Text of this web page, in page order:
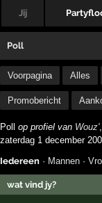
Jij
Poll
Voorpagina Alles
Promobericht
Poll op profiel van Wouz'
zaterdag 1 december
Iedereen · Mannen ·
wat vind jy?